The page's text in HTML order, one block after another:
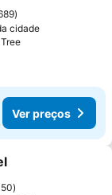
cidade
Ver preços
favoritos